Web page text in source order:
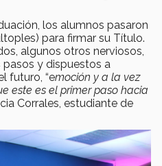
los alumnos pasaron
para firmar su Título.
algunos otros nerviosos,
y dispuestos a
futuro, “emoción y a la vez
este es el primer paso hacia
Corrales, estudiante de